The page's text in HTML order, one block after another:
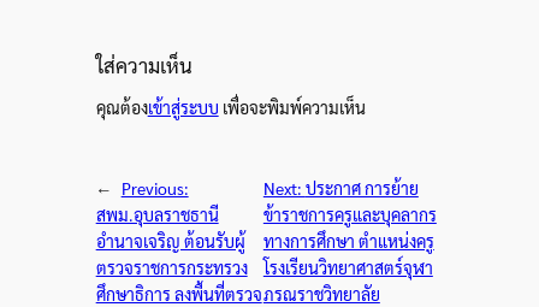
ใส่ความเห็น
คุณต้องเข้าสู่ระบบ เพื่อจะพิมพ์ความเห็น
←
Previous:
สพม.อุบลราชธานี
อำนาจเจริญ ต้อนรับผู้
ตรวจราชการกระทรวง
ศึกษาธิการ ลงพื้นที่ตรวจ
Next: ประกาศ การย้าย
ข้าราชการครูและบุคลากร
ทางการศึกษา ตำแหน่งครู
โรงเรียนวิทยาศาสตร์จุฬา
ภรณราชวิทยาลัย